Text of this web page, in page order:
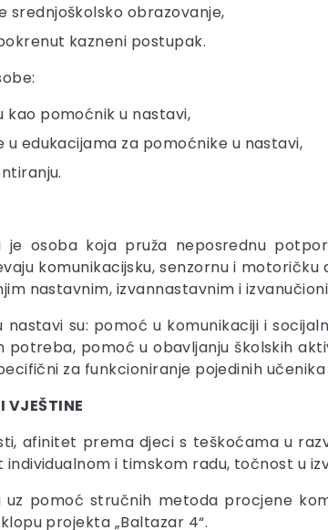
srednjoškolsko obrazovanje,
kazneni postupak.
kao pomoćnik u nastavi,
u edukacijama za pomoćnike u nastavi,
je osoba koja pruža neposrednu
komunikacijsku, senzornu i
nastavnim, izvannastavnim i
nastavi su: pomoć u komunikaciji i
potreba, pomoć u obavljanju školskih
za funkcioniranje pojedinih učenika
VJEŠTINE
afinitet prema djeci s teškoćama u
individualnom i timskom radu, točnost u
uz pomoć stručnih metoda procjene
projekta „Baltazar 4“.